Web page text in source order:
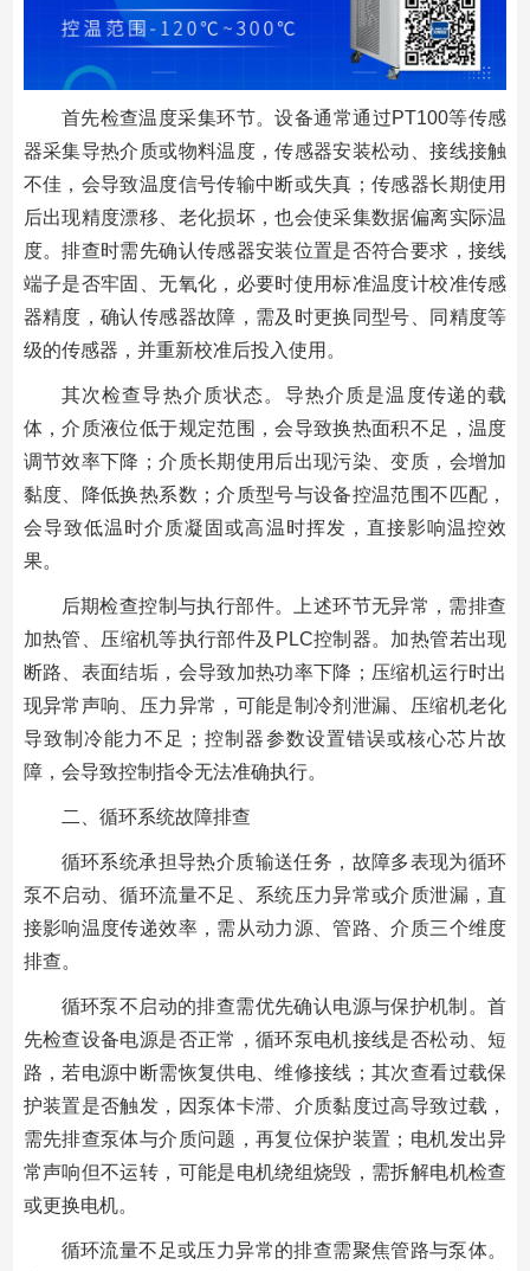
首先检查温度采集环节。设备通常通过PT100等传感
器采集导热介质或物料温度，传感器安装松动、接线接触
不佳，会导致温度信号传输中断或失真；传感器长期使用
后出现精度漂移、老化损坏，也会使采集数据偏离实际温
度。排查时需先确认传感器安装位置是否符合要求，接线
端子是否牢固、无氧化，必要时使用标准温度计校准传感
器精度，确认传感器故障，需及时更换同型号、同精度等
级的传感器，并重新校准后投入使用。
其次检查导热介质状态。导热介质是温度传递的载
体，介质液位低于规定范围，会导致换热面积不足，温度
调节效率下降；介质长期使用后出现污染、变质，会增加
黏度、降低换热系数；介质型号与设备控温范围不匹配，
会导致低温时介质凝固或高温时挥发，直接影响温控效
果。
后期检查控制与执行部件。上述环节无异常，需排查
加热管、压缩机等执行部件及PLC控制器。加热管若出现
断路、表面结垢，会导致加热功率下降；压缩机运行时出
现异常声响、压力异常，可能是制冷剂泄漏、压缩机老化
导致制冷能力不足；控制器参数设置错误或核心芯片故
障，会导致控制指令无法准确执行。
二、循环系统故障排查
循环系统承担导热介质输送任务，故障多表现为循环
泵不启动、循环流量不足、系统压力异常或介质泄漏，直
接影响温度传递效率，需从动力源、管路、介质三个维度
排查。
循环泵不启动的排查需优先确认电源与保护机制。首
先检查设备电源是否正常，循环泵电机接线是否松动、短
路，若电源中断需恢复供电、维修接线；其次查看过载保
护装置是否触发，因泵体卡滞、介质黏度过高导致过载，
需先排查泵体与介质问题，再复位保护装置；电机发出异
常声响但不运转，可能是电机绕组烧毁，需拆解电机检查
或更换电机。
循环流量不足或压力异常的排查需聚焦管路与泵体。